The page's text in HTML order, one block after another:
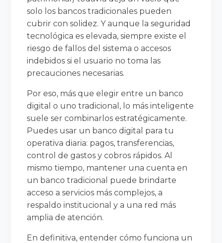
solo los bancos tradicionales pueden
cubrir con solidez. Y aunque la seguridad
tecnológica es elevada, siempre existe el
riesgo de fallos del sistema o accesos
indebidos si el usuario no toma las
precauciones necesarias.
Por eso, más que elegir entre un banco
digital o uno tradicional, lo más inteligente
suele ser combinarlos estratégicamente.
Puedes usar un banco digital para tu
operativa diaria: pagos, transferencias,
control de gastos y cobros rápidos. Al
mismo tiempo, mantener una cuenta en
un banco tradicional puede brindarte
acceso a servicios más complejos, a
respaldo institucional y a una red más
amplia de atención.
En definitiva, entender cómo funciona un